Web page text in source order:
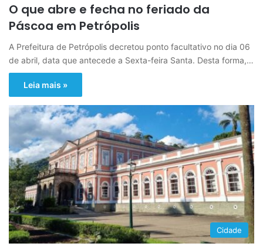
O que abre e fecha no feriado da
Páscoa em Petrópolis
A Prefeitura de Petrópolis decretou ponto facultativo no dia 06
de abril, data que antecede a Sexta-feira Santa. Desta forma,…
Leia mais »
Cidade